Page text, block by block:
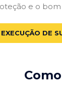
e o
DE